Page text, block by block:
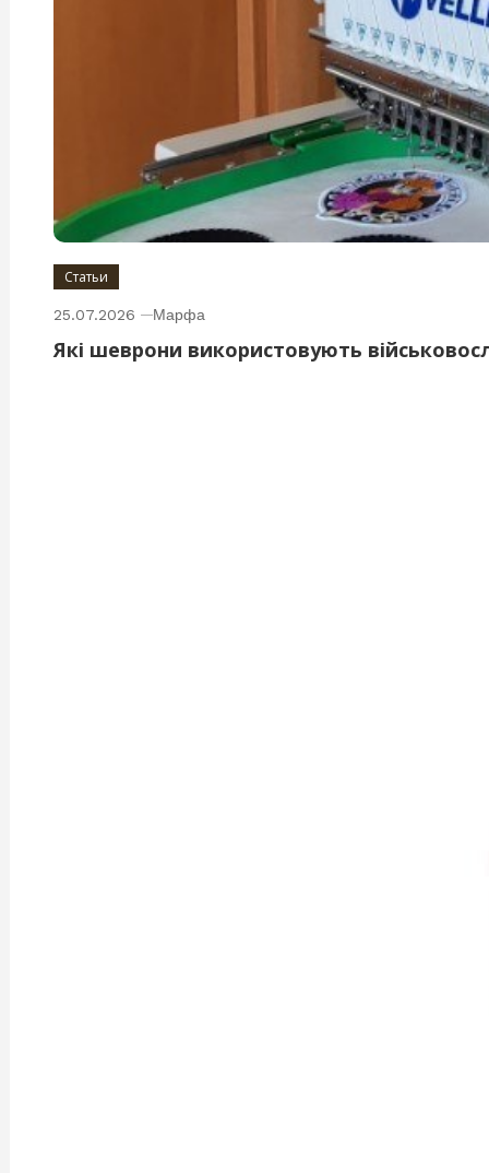
Статьи
25.07.2026 Марфа
Які шеврони використовують